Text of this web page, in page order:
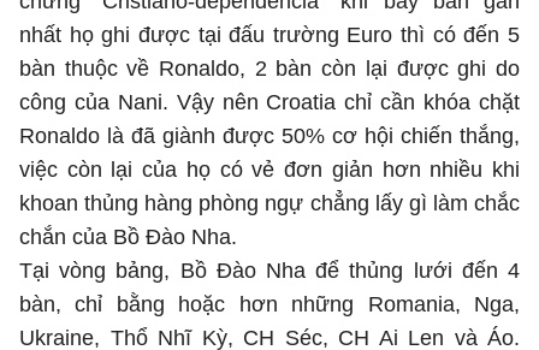
nhất họ ghi được tại đấu trường Euro thì có đến 5
bàn thuộc về Ronaldo, 2 bàn còn lại được ghi do
công của Nani. Vậy nên Croatia chỉ cần khóa chặt
Ronaldo là đã giành được 50% cơ hội chiến thắng,
việc còn lại của họ có vẻ đơn giản hơn nhiều khi
khoan thủng hàng phòng ngự chẳng lấy gì làm chắc
chắn của Bồ Đào Nha.
Tại vòng bảng, Bồ Đào Nha để thủng lưới đến 4
bàn, chỉ bằng hoặc hơn những Romania, Nga,
Ukraine, Thổ Nhĩ Kỳ, CH Séc, CH Ai Len và Áo.